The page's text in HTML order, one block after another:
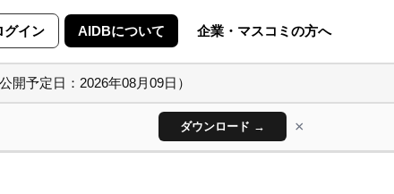
グイン AIDBについて 企業・マスコミの方へ
公開予定日：2026年08月09日）
ダウンロード → ×